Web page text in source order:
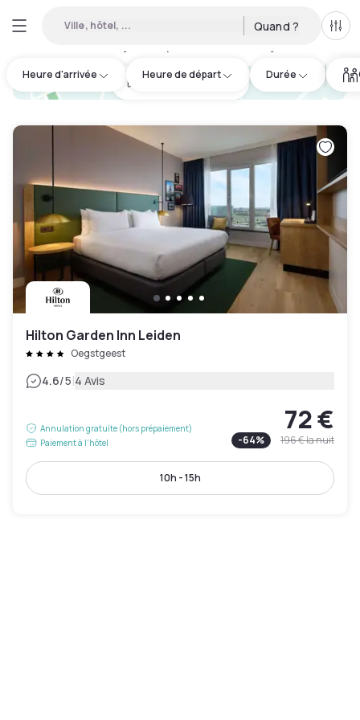
Ville, hôtel, ... Quand ?
Heure d'arrivée Heure de départ Durée
hotel.cta.view_map
Hilton Garden Inn Leiden
Oegstgeest
4.6/5|4 Avis
Annulation gratuite (hors prépaiement)
Paiement à l'hôtel
72 €
-64% 196 €la nuit
10h - 15h